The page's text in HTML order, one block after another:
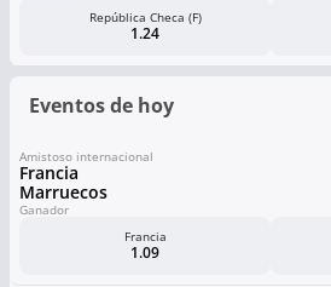
República Checa (F)
1.24
Eventos de hoy
Amistoso internacional
Francia
Marruecos
Ganador
Francia
1.09